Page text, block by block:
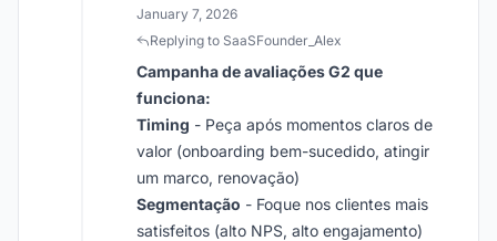
January 7, 2026
Replying to SaaSFounder_Alex
Campanha de avaliações G2 que
funciona:
Timing - Peça após momentos claros de
valor (onboarding bem-sucedido, atingir
um marco, renovação)
Segmentação - Foque nos clientes mais
satisfeitos (alto NPS, alto engajamento)